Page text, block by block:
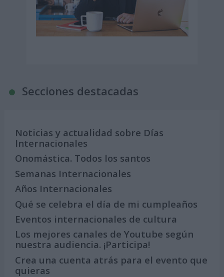
Secciones destacadas
Noticias y actualidad sobre Días
Internacionales
Onomástica. Todos los santos
Semanas Internacionales
Años Internacionales
Qué se celebra el día de mi cumpleaños
Eventos internacionales de cultura
Los mejores canales de Youtube según
nuestra audiencia. ¡Participa!
Crea una cuenta atrás para el evento que
quieras